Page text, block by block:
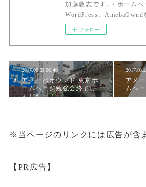
加藤敦志です。/ ホームペ
WordPress、AmebaOwnd
フォロー
2017.08.30 06:40
アメーバオウンド 東京ホ
ームページ勉強会終了し
ましたー！
アメ
ムペ
※当ページのリンクには広告が含
【PR広告】